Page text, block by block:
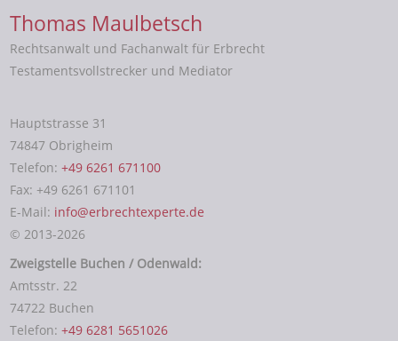
Thomas Maulbetsch
Rechtsanwalt und Fachanwalt für Erbrecht
Testamentsvollstrecker und Mediator
Hauptstrasse 31
74847 Obrigheim
Telefon:+49 6261 671100
Fax: +49 6261 671101
E-Mail: info@erbrechtexperte.de
© 2013-2026
Zweigstelle Buchen / Odenwald:
Amtsstr. 22
74722 Buchen
Telefon:+49 6281 5651026